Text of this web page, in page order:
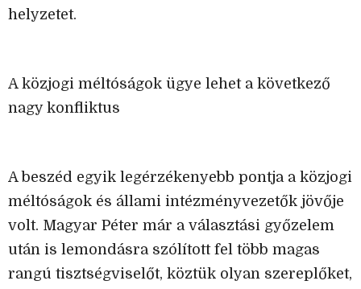
helyzetet.
A közjogi méltóságok ügye lehet a következő
nagy konfliktus
A beszéd egyik legérzékenyebb pontja a közjogi
méltóságok és állami intézményvezetők jövője
volt. Magyar Péter már a választási győzelem
után is lemondásra szólított fel több magas
rangú tisztségviselőt, köztük olyan szereplőket,